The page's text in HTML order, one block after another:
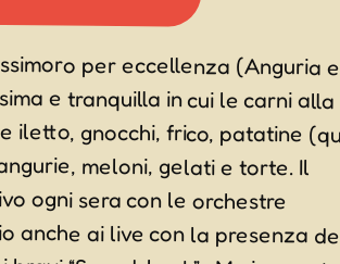
per eccellenza (Anguria e
e tranquilla in cui le carni alla
iletto, gnocchi, frico, patatine (qui
meloni, gelati e torte. Il
vivo ogni sera con le orchestre
anche ai live con la presenza degli
“Soundcheck” . Ma in questa
cuccagna, una vera e propria
a tema (wienerschitzel wurstel
che si chiamano Denis. Si, pare